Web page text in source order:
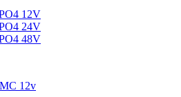
12V
24V
48V
12v